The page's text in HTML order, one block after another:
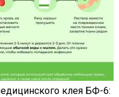
клея БФ-6: